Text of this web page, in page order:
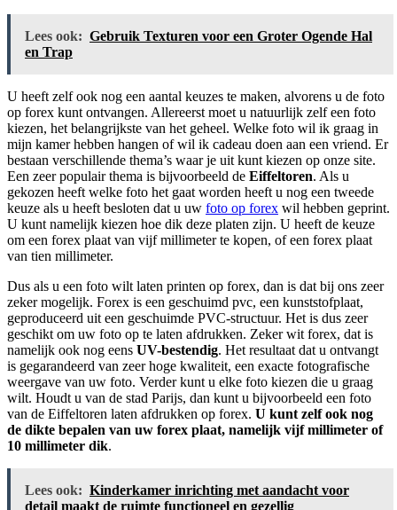
Lees ook: Gebruik Texturen voor een Groter Ogende Hal
en Trap
U heeft zelf ook nog een aantal keuzes te maken, alvorens u de foto
op forex kunt ontvangen. Allereerst moet u natuurlijk zelf een foto
kiezen, het belangrijkste van het geheel. Welke foto wil ik graag in
mijn kamer hebben hangen of wil ik cadeau doen aan een vriend. Er
bestaan verschillende thema’s waar je uit kunt kiezen op onze site.
Een zeer populair thema is bijvoorbeeld de Eiffeltoren. Als u
gekozen heeft welke foto het gaat worden heeft u nog een tweede
keuze als u heeft besloten dat u uw foto op forex wil hebben geprint.
U kunt namelijk kiezen hoe dik deze platen zijn. U heeft de keuze
om een forex plaat van vijf millimeter te kopen, of een forex plaat
van tien millimeter.
Dus als u een foto wilt laten printen op forex, dan is dat bij ons zeer
zeker mogelijk. Forex is een geschuimd pvc, een kunststofplaat,
geproduceerd uit een geschuimde PVC-structuur. Het is dus zeer
geschikt om uw foto op te laten afdrukken. Zeker wit forex, dat is
namelijk ook nog eens UV-bestendig. Het resultaat dat u ontvangt
is gegarandeerd van zeer hoge kwaliteit, een exacte fotografische
weergave van uw foto. Verder kunt u elke foto kiezen die u graag
wilt. Houdt u van de stad Parijs, dan kunt u bijvoorbeeld een foto
van de Eiffeltoren laten afdrukken op forex. U kunt zelf ook nog
de dikte bepalen van uw forex plaat, namelijk vijf millimeter of
10 millimeter dik.
Lees ook: Kinderkamer inrichting met aandacht voor
detail maakt de ruimte functioneel en gezellig